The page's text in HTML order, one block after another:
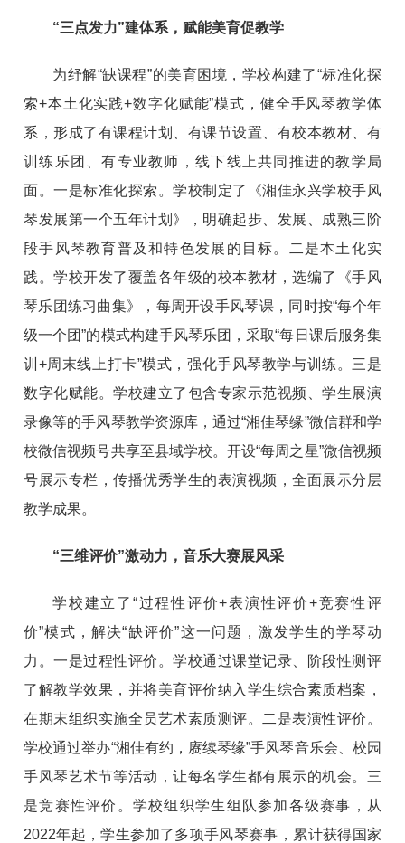
“三点发力”建体系，赋能美育促教学
为纾解“缺课程”的美育困境，学校构建了“标准化探
索+本土化实践+数字化赋能”模式，健全手风琴教学体
系，形成了有课程计划、有课节设置、有校本教材、有
训练乐团、有专业教师，线下线上共同推进的教学局
面。一是标准化探索。学校制定了《湘佳永兴学校手风
琴发展第一个五年计划》，明确起步、发展、成熟三阶
段手风琴教育普及和特色发展的目标。二是本土化实
践。学校开发了覆盖各年级的校本教材，选编了《手风
琴乐团练习曲集》，每周开设手风琴课，同时按“每个年
级一个团”的模式构建手风琴乐团，采取“每日课后服务集
训+周末线上打卡”模式，强化手风琴教学与训练。三是
数字化赋能。学校建立了包含专家示范视频、学生展演
录像等的手风琴教学资源库，通过“湘佳琴缘”微信群和学
校微信视频号共享至县域学校。开设“每周之星”微信视频
号展示专栏，传播优秀学生的表演视频，全面展示分层
教学成果。
“三维评价”激动力，音乐大赛展风采
学校建立了“过程性评价+表演性评价+竞赛性评
价”模式，解决“缺评价”这一问题，激发学生的学琴动
力。一是过程性评价。学校通过课堂记录、阶段性测评
了解教学效果，并将美育评价纳入学生综合素质档案，
在期末组织实施全员艺术素质测评。二是表演性评价。
学校通过举办“湘佳有约，赓续琴缘”手风琴音乐会、校园
手风琴艺术节等活动，让每名学生都有展示的机会。三
是竞赛性评价。学校组织学生组队参加各级赛事，从
2022年起，学生参加了多项手风琴赛事，累计获得国家